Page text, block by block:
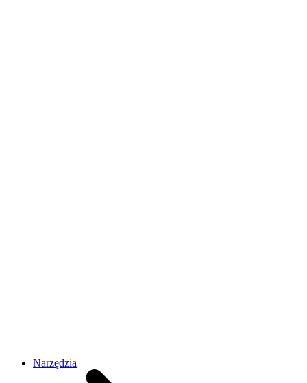
Narzędzia